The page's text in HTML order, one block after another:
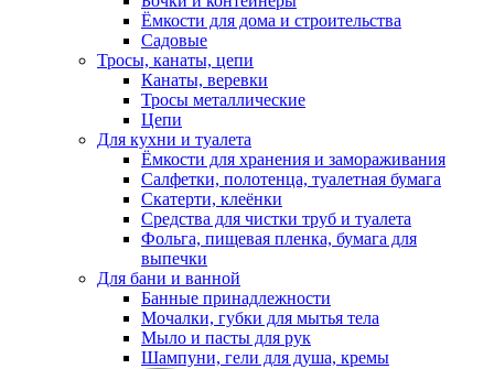
Ёмкости для дома и строительства
Садовые
Тросы, канаты, цепи
Канаты, веревки
Тросы металлические
Цепи
Для кухни и туалета
Ёмкости для хранения и замораживания
Салфетки, полотенца, туалетная бумага
Скатерти, клеёнки
Средства для чистки труб и туалета
Фольга, пищевая пленка, бумага для
выпечки
Для бани и ванной
Банные принадлежности
Мочалки, губки для мытья тела
Мыло и пасты для рук
Шампуни, гели для душа, кремы